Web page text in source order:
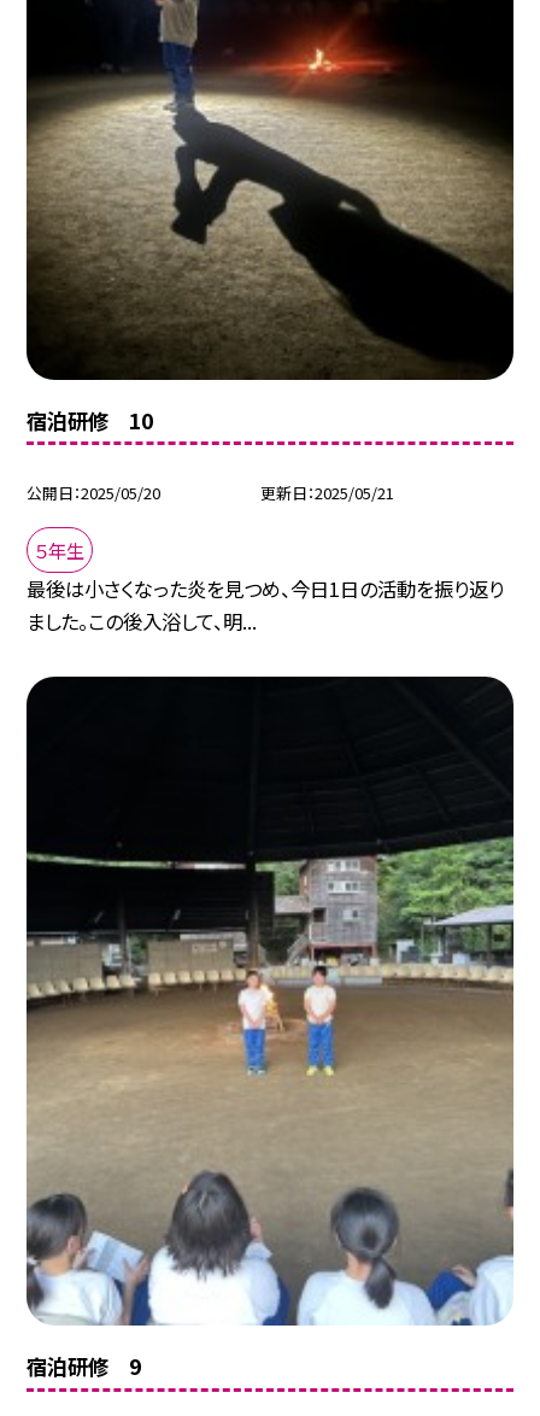
宿泊研修 10
公開日 2025/05/20 更新日 2025/05/21
５年生
最後は小さくなった炎を見つめ、今日1日の活動を振り返り
ました。この後入浴して、明...
宿泊研修 9